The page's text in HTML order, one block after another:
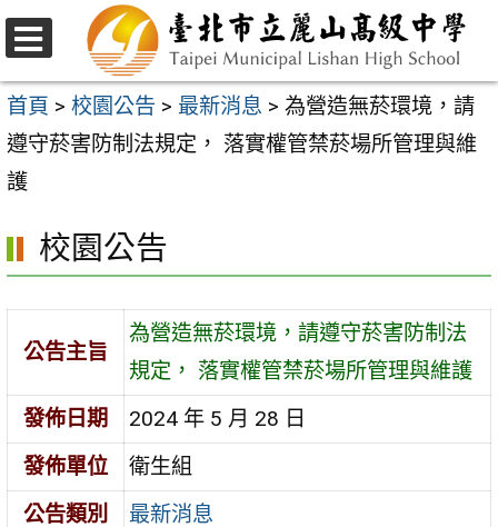
跳
至
主
要
內
區
選
單
首頁 > 校園公告 > 最新消息 > 為營造無菸環境，請
遵守菸害防制法規定， 落實權管禁菸場所管理與維
護
校園公告
公告主旨
為營造無菸環境，請遵守菸害防制法
規定， 落實權管禁菸場所管理與維護
發佈日期
2024 年 5 月 28 日
發佈單位
衛生組
公告類別
最新消息